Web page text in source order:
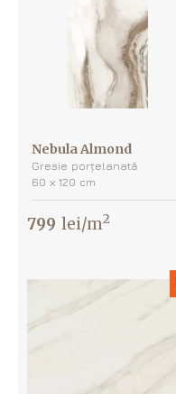
Nebula Almond
Gresie porțelanată
60 х 120 cm
799 lei/m2